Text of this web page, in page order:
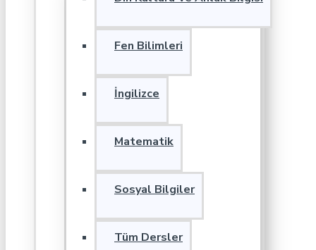
Fen Bilimleri
İngilizce
Matematik
Sosyal Bilgiler
Tüm Dersler